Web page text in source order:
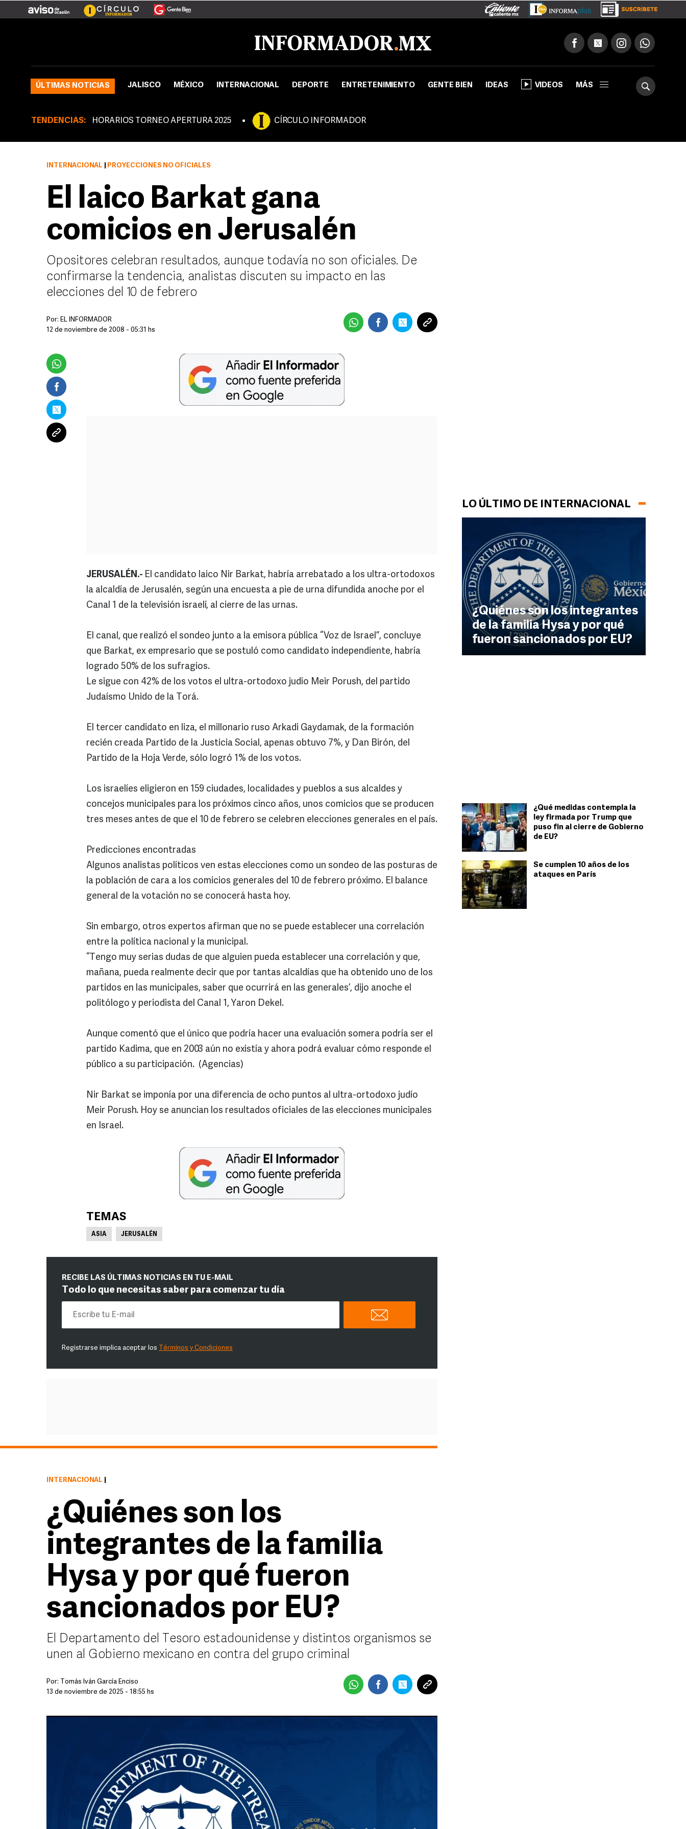
ÚLTIMAS NOTICIAS JALISCO MÉXICO INTERNACIONAL DEPORTE ENTRETENIMIENTO GENTE BIEN IDEAS VIDEOS MÁS
TENDENCIAS: HORARIOS TORNEO APERTURA 2025 CÍRCULO INFORMADOR
LO ÚLTIMO DE INTERNACIONAL
¿Quiénes son los integrantes
de la familia Hysa y por qué
fueron sancionados por EU?
¿Qué medidas contempla la
ley firmada por Trump que
puso fin al cierre de Gobierno
de EU?
Se cumplen 10 años de los
ataques en París
INTERNACIONAL PROYECCIONES NO OFICIALES
El laico Barkat gana
comicios en Jerusalén
Opositores celebran resultados, aunque todavía no son oficiales. De
confirmarse la tendencia, analistas discuten su impacto en las
elecciones del 10 de febrero
Por: EL INFORMADOR
12 de noviembre de 2008 - 05:31 hs
JERUSALÉN.- El candidato laico Nir Barkat, habría arrebatado a los ultra-ortodoxos
la alcaldía de Jerusalén, según una encuesta a pie de urna difundida anoche por el
Canal 1 de la televisión israelí, al cierre de las urnas.
El canal, que realizó el sondeo junto a la emisora pública “Voz de Israel”, concluye
que Barkat, ex empresario que se postuló como candidato independiente, habría
logrado 50% de los sufragios.
Le sigue con 42% de los votos el ultra-ortodoxo judío Meir Porush, del partido
Judaísmo Unido de la Torá.
El tercer candidato en liza, el millonario ruso Arkadi Gaydamak, de la formación
recién creada Partido de la Justicia Social, apenas obtuvo 7%, y Dan Birón, del
Partido de la Hoja Verde, sólo logró 1% de los votos.
Los israelíes eligieron en 159 ciudades, localidades y pueblos a sus alcaldes y
concejos municipales para los próximos cinco años, unos comicios que se producen
tres meses antes de que el 10 de febrero se celebren elecciones generales en el país.
Predicciones encontradas
Algunos analistas políticos ven estas elecciones como un sondeo de las posturas de
la población de cara a los comicios generales del 10 de febrero próximo. El balance
general de la votación no se conocerá hasta hoy.
Sin embargo, otros expertos afirman que no se puede establecer una correlación
entre la política nacional y la municipal.
“Tengo muy serias dudas de que alguien pueda establecer una correlación y que,
mañana, pueda realmente decir que por tantas alcaldías que ha obtenido uno de los
partidos en las municipales, saber que ocurrirá en las generales’, dijo anoche el
politólogo y periodista del Canal 1, Yaron Dekel.
Aunque comentó que el único que podría hacer una evaluación somera podría ser el
partido Kadima, que en 2003 aún no existía y ahora podrá evaluar cómo responde el
público a su participación. (Agencias)
Nir Barkat se imponía por una diferencia de ocho puntos al ultra-ortodoxo judío
Meir Porush. Hoy se anuncian los resultados oficiales de las elecciones municipales
en Israel.
TEMAS
ASIA JERUSALÉN
RECIBE LAS ÚLTIMAS NOTICIAS EN TU E-MAIL
Todo lo que necesitas saber para comenzar tu día
Registrarse implica aceptar los Términos y Condiciones
INTERNACIONAL
¿Quiénes son los
integrantes de la familia
Hysa y por qué fueron
sancionados por EU?
El Departamento del Tesoro estadounidense y distintos organismos se
unen al Gobierno mexicano en contra del grupo criminal
Por:
Tomás Iván García Enciso
13 de noviembre de 2025 - 18:55 hs